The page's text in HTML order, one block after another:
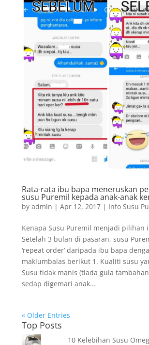
Rata-rata ibu bapa meneruskan
susu Puremil kepada anak-anak
by admin | Apr 12, 2017| Info Susu
Kenapa Susu Puremil menjadi pilihan
Setelah 3 bulan di pasaran, susu
‘repeat order’ daripada ibu bapa
maklumbalas berikut 1. Kualiti susu
Susu tidak manis (tiada gula
sedap digemari anak...
« Older Entries
Top Posts
10 Kelebihan Susu